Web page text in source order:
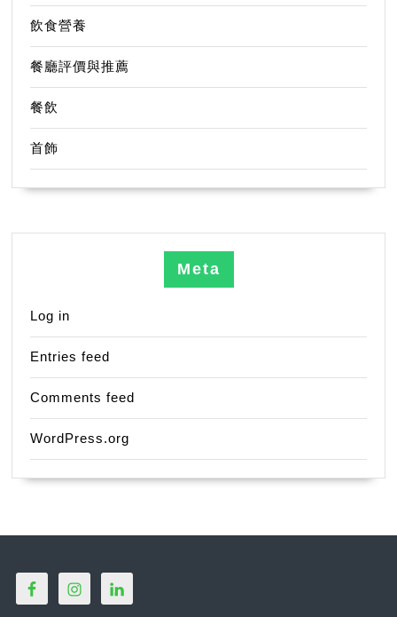
飲食營養
餐廳評價與推薦
餐飲
首飾
Meta
Log in
Entries feed
Comments feed
WordPress.org